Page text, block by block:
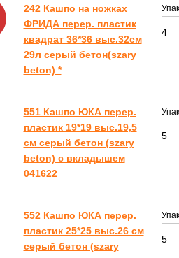
242 Кашпо на ножках
ФРИДА перер. пластик
квадрат 36*36 выс.32см
29л серый бетон(szary
beton) *
4
551 Кашпо ЮКА перер.
пластик 19*19 выс.19,5
см серый бетон (szary
beton) с вкладышем
041622
5
552 Кашпо ЮКА перер.
пластик 25*25 выс.26 см
серый бетон (szary
5